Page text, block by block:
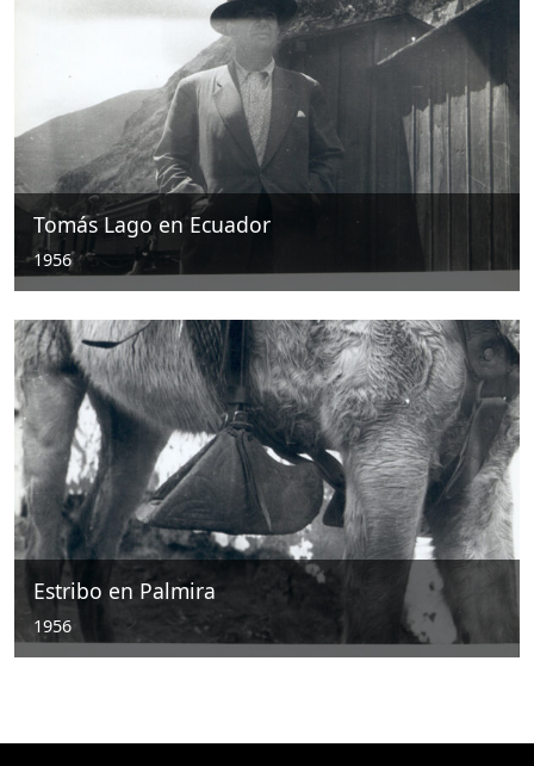
Tomás Lago en Ecuador
1956
Estribo en Palmira
1956